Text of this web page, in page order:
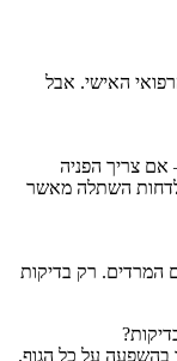
האישי. אבל
צריך הפניה
לדחות השתלה מאשר
המרדים. רק בדיקות
בהשפעה על כל הגוף.